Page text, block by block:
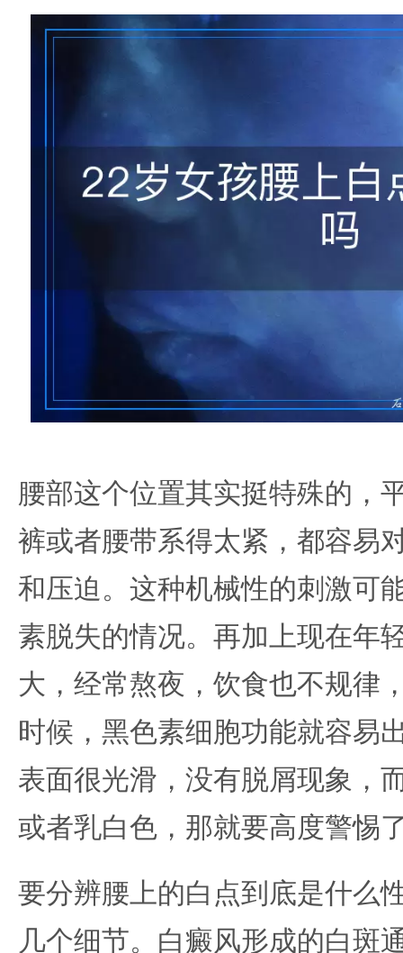
腰部这个位置其实挺特殊的，
裤或者腰带系得太紧，都容易
和压迫。这种机械性的刺激可
素脱失的情况。再加上现在年
大，经常熬夜，饮食也不规律
时候，黑色素细胞功能就容易
表面很光滑，没有脱屑现象，
或者乳白色，那就要高度警惕
要分辨腰上的白点到底是什么
几个细节。白癜风形成的白斑